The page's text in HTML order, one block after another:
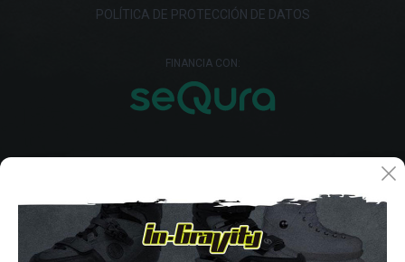
POLÍTICA DE PROTECCIÓN DE DATOS
FINANCIA CON: